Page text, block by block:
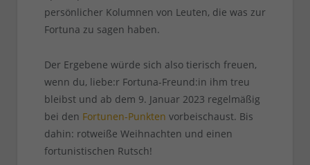
persönlicher Kolumnen von Leuten, die was zur
Fortuna zu sagen haben.
Der Ergebene würde sich also tierisch freuen,
wenn du, liebe:r Fortuna-Freund:in ihm treu
bleibst und ab dem 9. Januar 2023 regelmäßig
bei den Fortunen-Punkten vorbeischaust. Bis
dahin: rotweiße Weihnachten und einen
fortunistischen Rutsch!